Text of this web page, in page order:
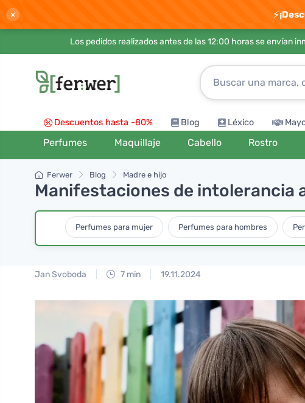
× ⚡
Los pedidos realizados antes de las 12:00 horas se envían
Descuentos hasta -80% Blog Léxico
Perfumes Maquillaje Cabello Rostro
Ferwer Blog Madre e hijo
Manifestaciones de intolerancia
Perfumes para mujer Perfumes para hombres
Jan Svoboda 7 min 19.11.2024